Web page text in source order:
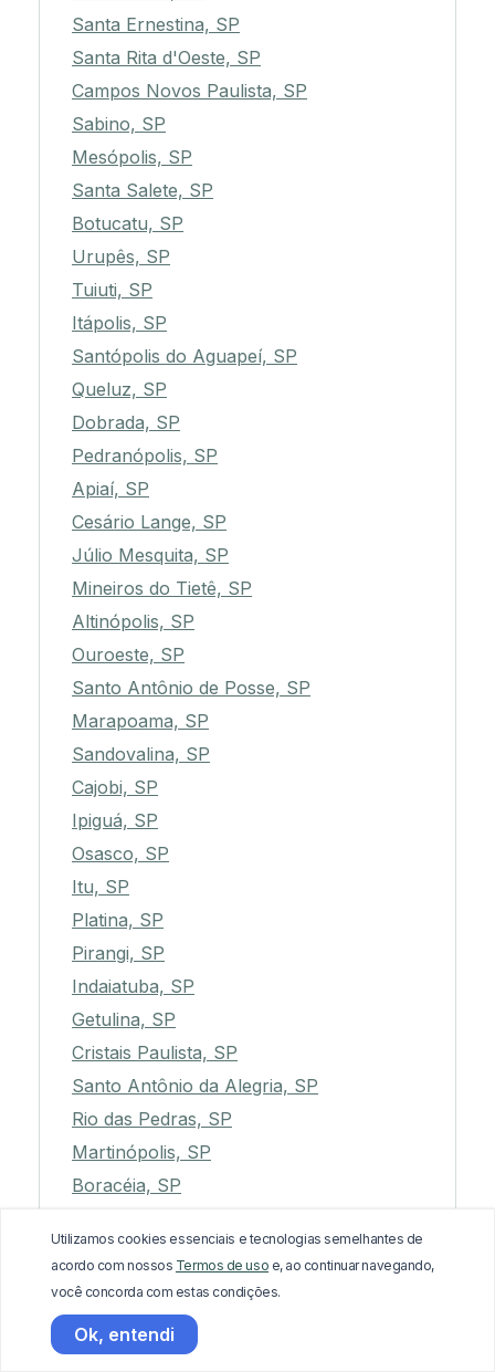
Santa Ernestina, SP
Santa Rita d'Oeste, SP
Campos Novos Paulista, SP
Sabino, SP
Mesópolis, SP
Santa Salete, SP
Botucatu, SP
Urupês, SP
Tuiuti, SP
Itápolis, SP
Santópolis do Aguapeí, SP
Queluz, SP
Dobrada, SP
Pedranópolis, SP
Apiaí, SP
Cesário Lange, SP
Júlio Mesquita, SP
Mineiros do Tietê, SP
Altinópolis, SP
Ouroeste, SP
Santo Antônio de Posse, SP
Marapoama, SP
Sandovalina, SP
Cajobi, SP
Ipiguá, SP
Osasco, SP
Itu, SP
Platina, SP
Pirangi, SP
Indaiatuba, SP
Getulina, SP
Cristais Paulista, SP
Santo Antônio da Alegria, SP
Rio das Pedras, SP
Martinópolis, SP
Boracéia, SP
Capela do Alto, SP
Santa Gertrudes, SP
Jaguariúna, SP
Utilizamos cookies essenciais e tecnologias semelhantes de
acordo com nossos Termos de uso e, ao continuar navegando,
você concorda com estas condições.
Ok, entendi